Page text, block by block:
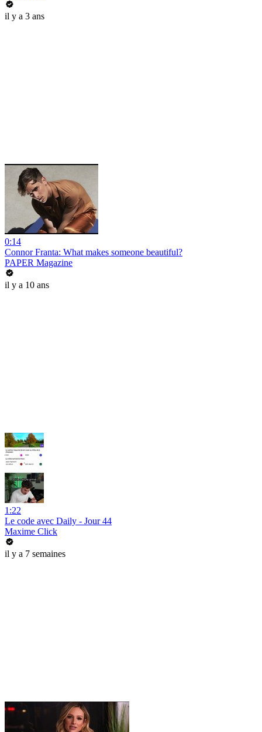
il y a 3 ans
0:14
Connor Franta: What makes someone beautiful?
PAPER Magazine
il y a 10 ans
1:22
Le code avec Daily - Jour 44
Maxime Click
il y a 7 semaines